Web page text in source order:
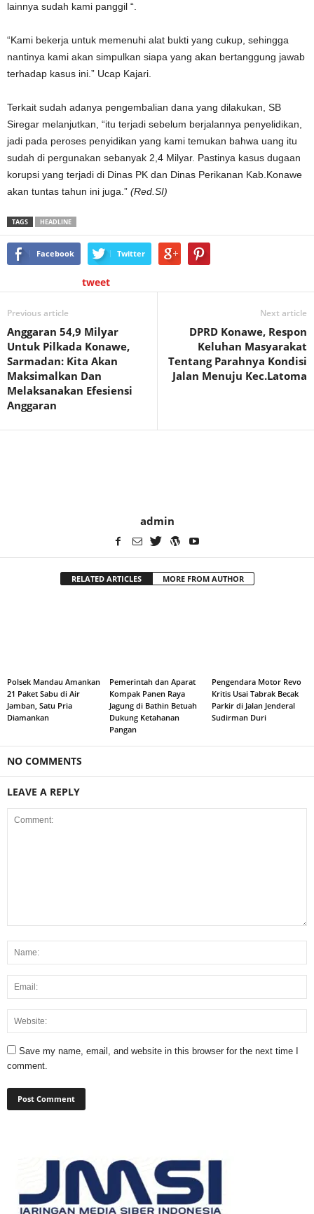
lainnya sudah kami panggil “.
“Kami bekerja untuk memenuhi alat bukti yang cukup, sehingga
nantinya kami akan simpulkan siapa yang akan bertanggung jawab
terhadap kasus ini.” Ucap Kajari.
Terkait sudah adanya pengembalian dana yang dilakukan, SB
Siregar melanjutkan, “itu terjadi sebelum berjalannya penyelidikan,
jadi pada peroses penyidikan yang kami temukan bahwa uang itu
sudah di pergunakan sebanyak 2,4 Milyar. Pastinya kasus dugaan
korupsi yang terjadi di Dinas PK dan Dinas Perikanan Kab.Konawe
akan tuntas tahun ini juga.” (Red.SI)
TAGS HEADLINE
Facebook Twitter
tweet
Previous article
Anggaran 54,9 Milyar
Untuk Pilkada Konawe,
Sarmadan: Kita Akan
Maksimalkan Dan
Melaksanakan Efesiensi
Anggaran
Next article
DPRD Konawe, Respon
Keluhan Masyarakat
Tentang Parahnya Kondisi
Jalan Menuju Kec.Latoma
admin
RELATED ARTICLES MORE FROM AUTHOR
Polsek Mandau Amankan
21 Paket Sabu di Air
Jamban, Satu Pria
Diamankan
Pemerintah dan Aparat
Kompak Panen Raya
Jagung di Bathin Betuah
Dukung Ketahanan
Pangan
Pengendara Motor Revo
Kritis Usai Tabrak Becak
Parkir di Jalan Jenderal
Sudirman Duri
NO COMMENTS
LEAVE A REPLY
Save my name, email, and website in this browser for the next time I
comment.